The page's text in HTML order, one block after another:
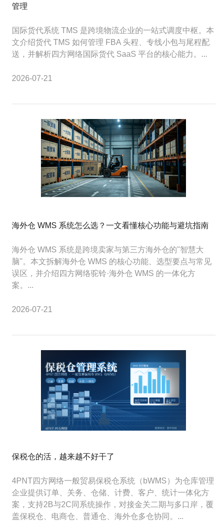
管理
国际货代系统 TMS 是跨境物流企业的一站式调度中枢。本
文介绍货代 TMS 如何管理 FBA 头程、专线小包与尾程配
送，并解析四方网络国际货代 SaaS 平台的核心能力。...
2026-07-21
海外仓 WMS 系统怎么选？一文看懂核心功能与避坑指南
海外仓 WMS 系统是跨境卖家与第三方海外仓的"智慧大
脑"。本文拆解海外仓 WMS 的核心功能、选型要点与常见
误区，并介绍四方网络驼铃·海外仓 WMS 的一体化方
案。...
2026-07-21
保税仓的活，越来越不好干了
4PNT四方网络一般贸易保税仓系统（bWMS）为仓库管理
企业提供订单、关务、仓储、计费、客户、统计一体化方
案，支持2B与2C同系统操作，对接金关二期与多口岸，覆
盖保税仓、电商仓、普通仓、海外仓多仓协同。...